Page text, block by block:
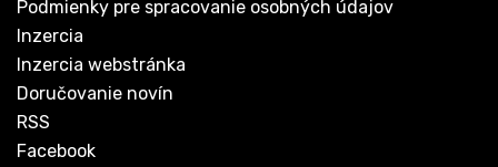
Podmienky pre spracovanie osobných údajov
Inzercia
Inzercia webstránka
Doručovanie novín
RSS
Facebook